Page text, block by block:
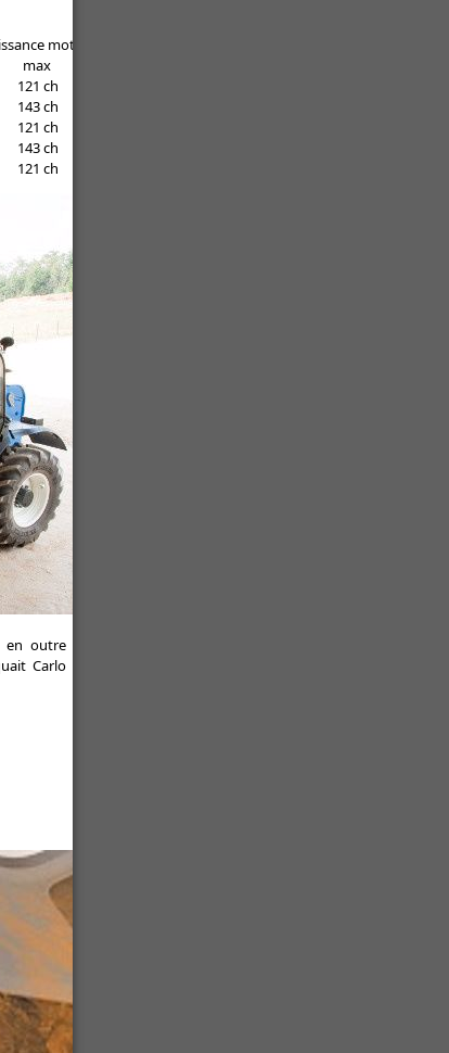
moteur
max
121 ch
143 ch
121 ch
143 ch
121 ch
en outre
Carlo